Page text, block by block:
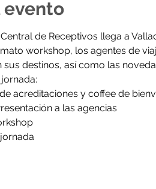
evento
de Receptivos llega a
workshop, los agentes de
sus destinos, así como las
acreditaciones y coffee de
a las agencias